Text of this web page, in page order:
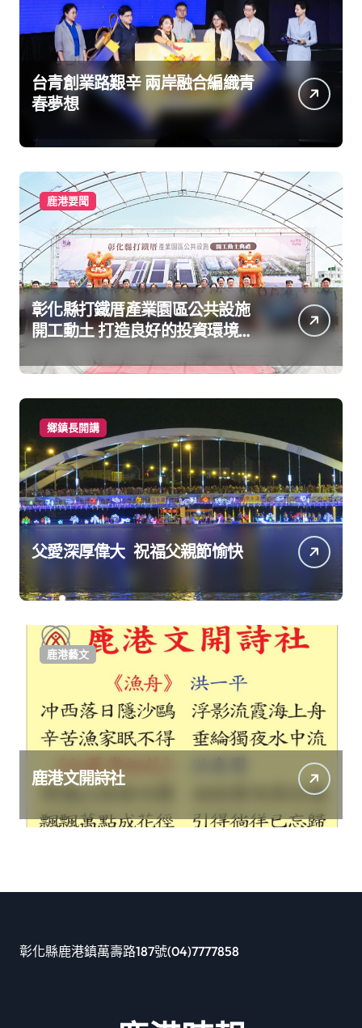
台青創業路艱辛 兩岸融合編織青
春夢想
鹿港要聞
彰化縣打鐵厝產業園區公共設施
開工動土 打造良好的投資環境讓
鄉鎮長開講
父愛深厚偉大 祝福父親節愉快
鹿港藝文
鹿港文開詩社
彰化縣鹿港鎮萬壽路187號(04)7777858